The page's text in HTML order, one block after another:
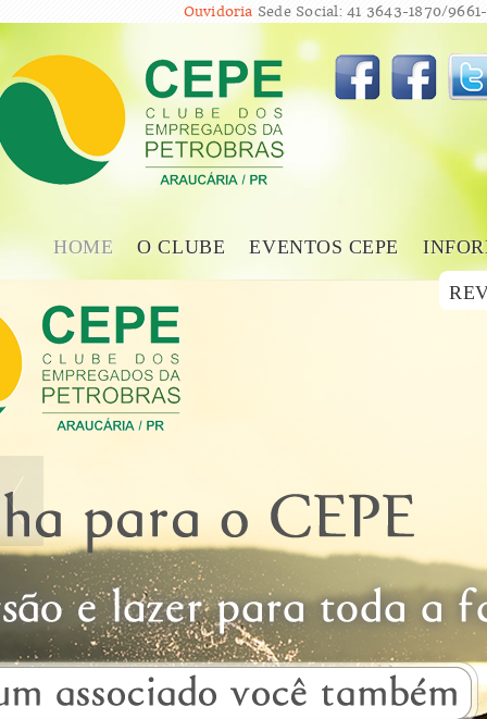
Ouvidoria Sede Social: 41 3643-1870/
HOME O CLUBE EVENTOS CEPE